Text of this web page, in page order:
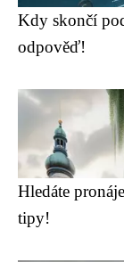
Kdy skončí
odpověď!
Hledáte
tipy!